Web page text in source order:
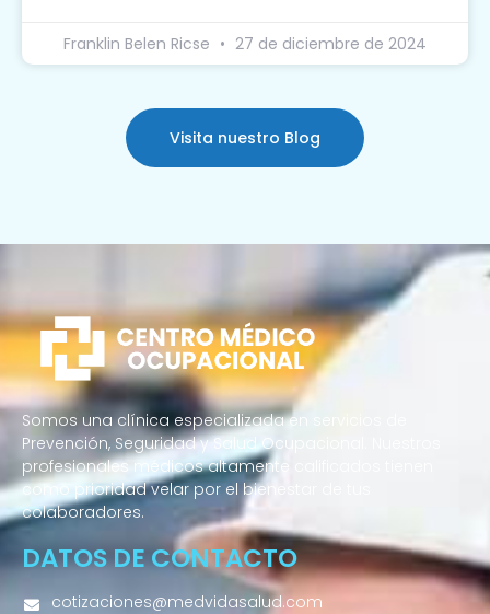
Franklin Belen Ricse 27 de diciembre de 2024
Visita nuestro Blog
Somos una clínica especializada en servicios de
Prevención, Seguridad y Salud Ocupacional. Nuestros
profesionales médicos altamente calificados tienen
como prioridad velar por el bienestar de tus
colaboradores.
DATOS DE CONTACTO
cotizaciones@medvidasalud.com